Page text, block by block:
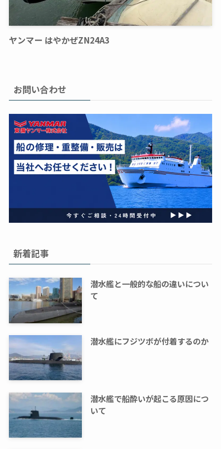
ヤンマー はやかぜZN24A3
お問い合わせ
新着記事
潜水艦と一般的な船の違いについ
て
潜水艦にフジツボが付着するのか
潜水艦で船酔いが起こる原因につ
いて